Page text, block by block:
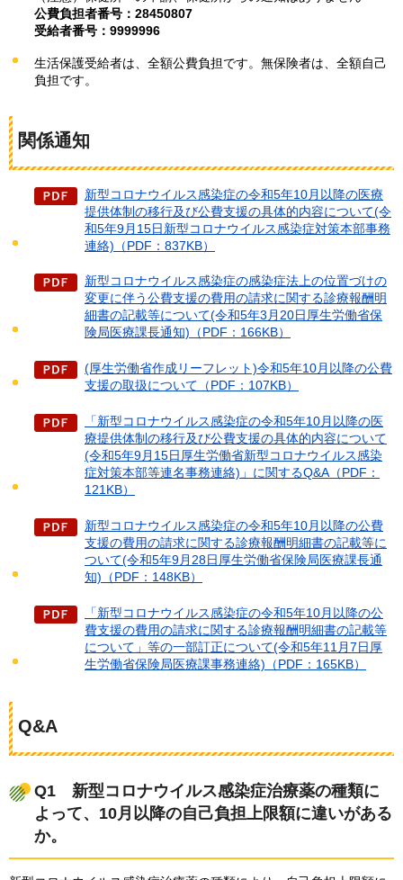
公費負担者番号：28450807
受給者番号：9999996
生活保護受給者は、全額公費負担です。無保険者は、全額自己
負担です。
関係通知
新型コロナウイルス感染症の令和5年10月以降の医療
提供体制の移行及び公費支援の具体的内容について(令
和5年9月15日新型コロナウイルス感染症対策本部事務
連絡)（PDF：837KB）
新型コロナウイルス感染症の感染症法上の位置づけの
変更に伴う公費支援の費用の請求に関する診療報酬明
細書の記載等について(令和5年3月20日厚生労働省保
険局医療課長通知)（PDF：166KB）
(厚生労働省作成リーフレット)令和5年10月以降の公費
支援の取扱について（PDF：107KB）
「新型コロナウイルス感染症の令和5年10月以降の医
療提供体制の移行及び公費支援の具体的内容について
(令和5年9月15日厚生労働省新型コロナウイルス感染
症対策本部等連名事務連絡)」に関するQ&A（PDF：
121KB）
新型コロナウイルス感染症の令和5年10月以降の公費
支援の費用の請求に関する診療報酬明細書の記載等に
ついて(令和5年9月28日厚生労働省保険局医療課長通
知)（PDF：148KB）
「新型コロナウイルス感染症の令和5年10月以降の公
費支援の費用の請求に関する診療報酬明細書の記載等
について」等の一部訂正について(令和5年11月7日厚
生労働省保険局医療課事務連絡)（PDF：165KB）
Q&A
Q1 新型コロナウイルス感染症治療薬の種類に
よって、10月以降の自己負担上限額に違いがある
か。